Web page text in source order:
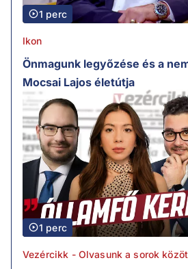
1 perc
Ikon
Önmagunk legyőzése és a
Mocsai Lajos életútja
1 perc
Vezércikk - Olvasunk a sorok